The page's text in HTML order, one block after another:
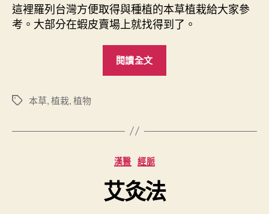
這裡羅列台灣方便取得與種植的本草植栽給大家參
考。大部分在蝦皮賣場上就找得到了。
閱讀全文
取
草
標
本草,植栽,植物
分
類
漢醫 經脈
艾灸法